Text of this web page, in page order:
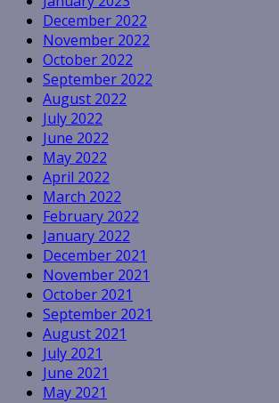
December 2022
November 2022
October 2022
September 2022
August 2022
July 2022
June 2022
May 2022
April 2022
March 2022
February 2022
January 2022
December 2021
November 2021
October 2021
September 2021
August 2021
July 2021
June 2021
May 2021